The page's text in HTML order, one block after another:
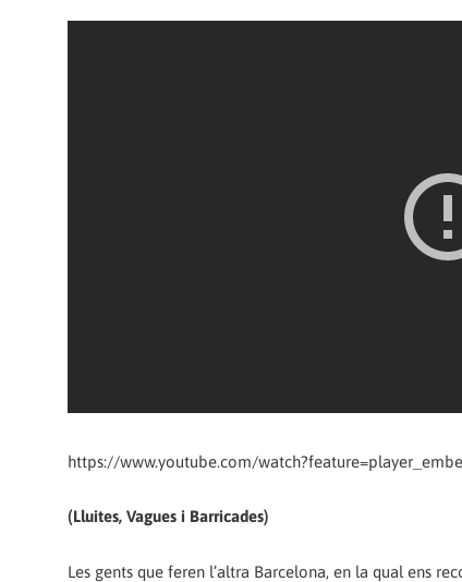
https://www.youtube.com/
(Lluites, Vagues i Barricades)
Les gents que feren l’altra Barcelona, en la qual ens